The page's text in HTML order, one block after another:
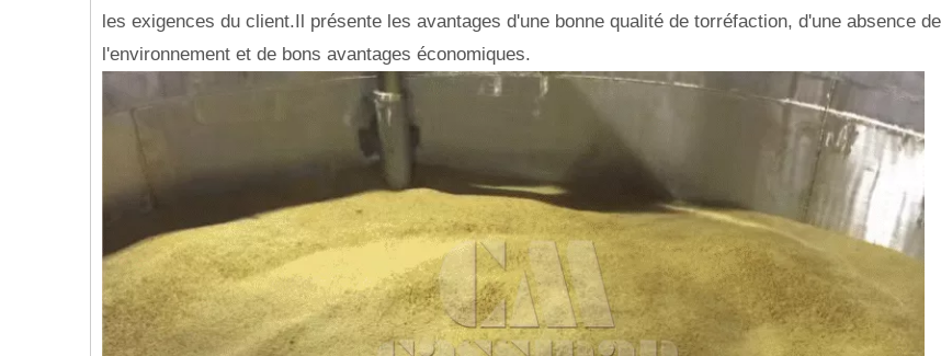
les exigences du client.Il présente les avantages d'une bonne qualité de torréfaction, d'une absence
l'environnement et de bons avantages économiques.